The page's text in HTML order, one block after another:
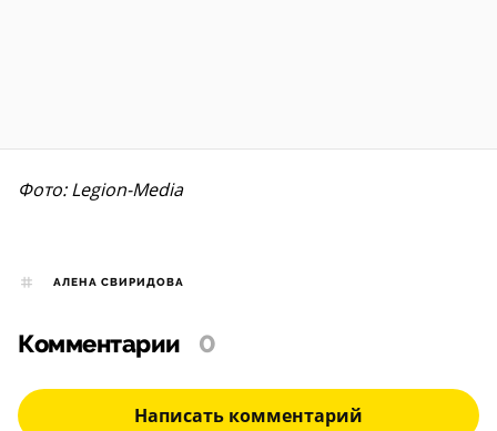
Фото: Legion-Media
АЛЕНА СВИРИДОВА
Комментарии 0
Написать комментарий